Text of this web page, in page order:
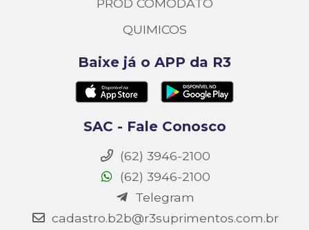
QUIMICOS
Baixe já o APP da R3
SAC - Fale Conosco
(62) 3946-2100
(62) 3946-2100
Telegram
cadastro.b2b@r3suprimentos.com.br